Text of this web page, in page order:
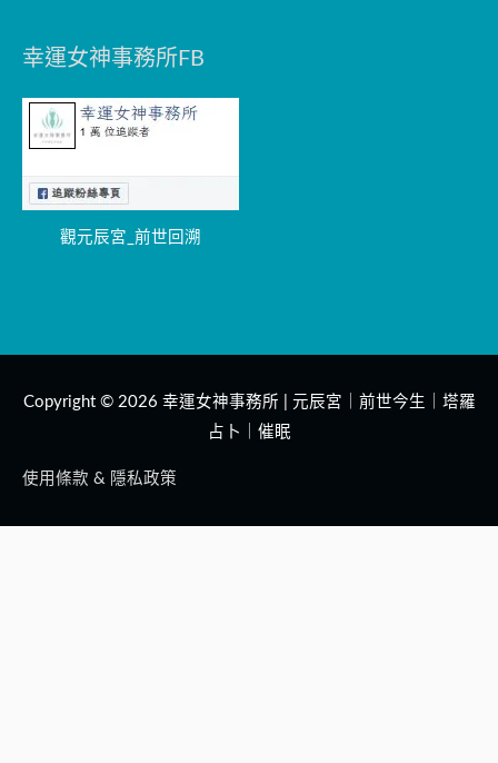
幸運女神事務所FB
觀元辰宮_前世回溯
Copyright © 2026 幸運女神事務所 | 元辰宮｜前世今生｜塔羅
占卜｜催眠
使用條款 & 隱私政策